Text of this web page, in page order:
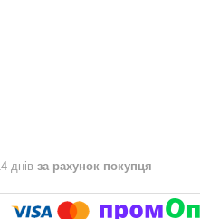
днів за рахунок покупця